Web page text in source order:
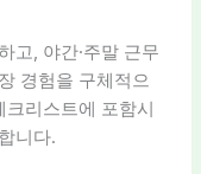
고, 야간·주말 근무
경험을 구체적으
리스트에 포함시
니다.